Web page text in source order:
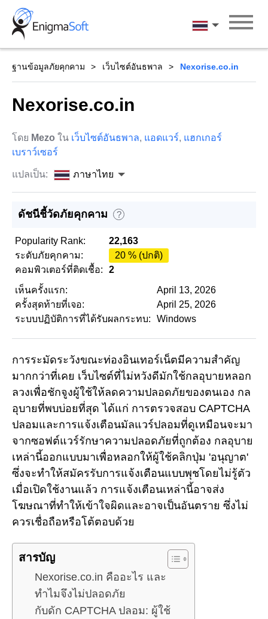
Skip
content
ภาษาไทย
ฐานข้อมูลภัยคุกคาม เว็บไซต์อันธพาล Nexorise.co.in
Nexorise.co.in
โดย Mezo ใน เว็บไซต์อันธพาล, แอดแวร์, แฮกเกอร์
เบราว์เซอร์
แปลเป็น: ภาษาไทย
ดัชนีชี้วัดภัยคุกคาม ?
Popularity Rank:
22,163
ระดับภัยคุกคาม:
20 % (ปกติ)
คอมพิวเตอร์ที่ติดเชื้อ:
2
เห็นครั้งแรก:
April 13, 2026
ครั้งสุดท้ายที่เจอ:
April 25, 2026
ระบบปฏิบัติการที่ได้รับผลกระทบ:
Windows
การระมัดระวังขณะท่องอินเทอร์เน็ตมีความสำคัญ
มากกว่าที่เคย เว็บไซต์ที่ไม่หวังดีมักใช้กลอุบายหลอก
ลวงเพื่อชักจูงผู้ใช้ให้ลดความปลอดภัยของตนเอง กล
อุบายที่พบบ่อยที่สุด ได้แก่ การตรวจสอบ CAPTCHA
ปลอมและการแจ้งเตือนมัลแวร์ปลอมที่ดูเหมือนจะมา
จากซอฟต์แวร์รักษาความปลอดภัยที่ถูกต้อง กลอุบาย
เหล่านี้ออกแบบมาเพื่อหลอกให้ผู้ใช้คลิกปุ่ม 'อนุญาต'
ซึ่งจะทำให้สมัครรับการแจ้งเตือนแบบพุชโดยไม่รู้ตัว
เมื่อเปิดใช้งานแล้ว การแจ้งเตือนเหล่านี้อาจส่ง
โฆษณาที่ทำให้เข้าใจผิดและอาจเป็นอันตราย ซึ่งไม่
ควรเชื่อถือหรือโต้ตอบด้วย
สารบัญ
Nexorise.co.in คืออะไร และ
ทำไมจึงไม่ปลอดภัย
กับดัก CAPTCHA ปลอม: ผู้ใช้